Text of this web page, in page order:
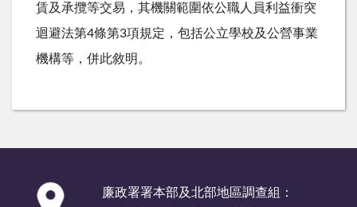
賃及承攬等交易，其機關範圍依公職人員利益衝突
迴避法第4條第3項規定，包括公立學校及公營事業
機構等，併此敘明。
廉政署署本部及北部地區調查組：